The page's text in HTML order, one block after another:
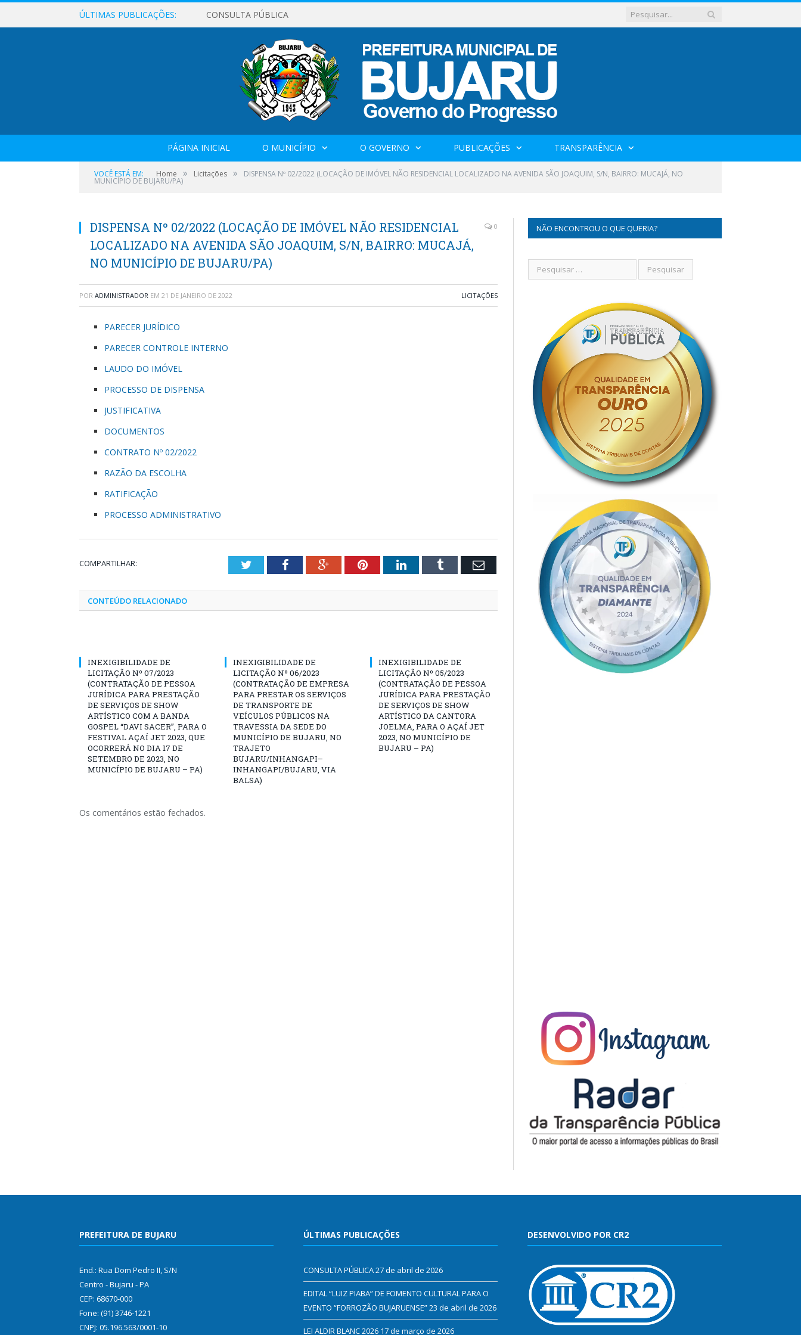
ÚLTIMAS PUBLICAÇÕES: CONSULTA PÚBLICA
PÁGINA INICIAL O MUNICÍPIO O GOVERNO PUBLICAÇÕES TRANSPARÊNCIA
VOCÊ ESTÁ EM: Home » Licitações » DISPENSA Nº 02/2022 (LOCAÇÃO DE IMÓVEL NÃO RESIDENCIAL LOCALIZADO NA AVENIDA SÃO JOAQUIM, S/N, BAIRRO: MUCAJÁ, NO
MUNICÍPIO DE BUJARU/PA)
DISPENSA Nº 02/2022 (LOCAÇÃO DE IMÓVEL NÃO RESIDENCIAL
LOCALIZADO NA AVENIDA SÃO JOAQUIM, S/N, BAIRRO: MUCAJÁ,
NO MUNICÍPIO DE BUJARU/PA)
0
POR ADMINISTRADOR EM 21 DE JANEIRO DE 2022 LICITAÇÕES
PARECER JURÍDICO
PARECER CONTROLE INTERNO
LAUDO DO IMÓVEL
PROCESSO DE DISPENSA
JUSTIFICATIVA
DOCUMENTOS
CONTRATO Nº 02/2022
RAZÃO DA ESCOLHA
RATIFICAÇÃO
PROCESSO ADMINISTRATIVO
COMPARTILHAR: TwitterFacebookGoogle+PinterestLinkedInTumblr Email
CONTEÚDO RELACIONADO
INEXIGIBILIDADE DE
LICITAÇÃO Nº 07/2023
(CONTRATAÇÃO DE PESSOA
JURÍDICA PARA PRESTAÇÃO
DE SERVIÇOS DE SHOW
ARTÍSTICO COM A BANDA
GOSPEL “DAVI SACER”, PARA O
FESTIVAL AÇAÍ JET 2023, QUE
OCORRERÁ NO DIA 17 DE
SETEMBRO DE 2023, NO
MUNICÍPIO DE BUJARU – PA)
INEXIGIBILIDADE DE
LICITAÇÃO Nº 06/2023
(CONTRATAÇÃO DE EMPRESA
PARA PRESTAR OS SERVIÇOS
DE TRANSPORTE DE
VEÍCULOS PÚBLICOS NA
TRAVESSIA DA SEDE DO
MUNICÍPIO DE BUJARU, NO
TRAJETO
BUJARU/INHANGAPI–
INHANGAPI/BUJARU, VIA
BALSA)
INEXIGIBILIDADE DE
LICITAÇÃO Nº 05/2023
(CONTRATAÇÃO DE PESSOA
JURÍDICA PARA PRESTAÇÃO
DE SERVIÇOS DE SHOW
ARTÍSTICO DA CANTORA
JOELMA, PARA O AÇAÍ JET
2023, NO MUNICÍPIO DE
BUJARU – PA)
Os comentários estão fechados.
NÃO ENCONTROU O QUE QUERIA?
PREFEITURA DE BUJARU
End.: Rua Dom Pedro II, S/N
Centro - Bujaru - PA
CEP: 68670-000
Fone: (91) 3746-1221
CNPJ: 05.196.563/0001-10
ÚLTIMAS PUBLICAÇÕES
CONSULTA PÚBLICA27 de abril de 2026
EDITAL “LUIZ PIABA” DE FOMENTO CULTURAL PARA O
EVENTO “FORROZÃO BUJARUENSE”23 de abril de 2026
LEI ALDIR BLANC 2026 17 de março de 2026
DESENVOLVIDO POR CR2